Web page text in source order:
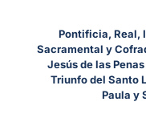
Pontificia, Real,
Sacramental y
Jesús de las
Triunfo del Santo
Paula y